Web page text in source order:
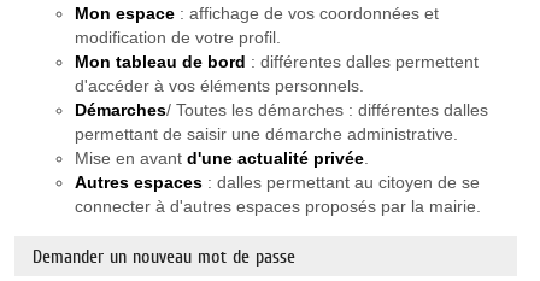
Mon espace: affichage de vos coordonnées et
modification de votre profil.
Mon tableau de bord : différentes dalles permettent
d'accéder à vos éléments personnels.
Démarches/ Toutes les démarches : différentes dalles
permettant de saisir une démarche administrative.
Mise en avant d'une actualité privée.
Autres espaces: dalles permettant au citoyen de se
connecter à d'autres espaces proposés par la mairie.
Demander un nouveau mot de passe